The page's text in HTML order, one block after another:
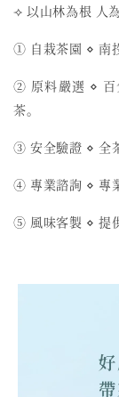
⟢ 以山林為根 人
① 自栽茶園 ⋄ 南
② 原料嚴選 ⋄ 百
茶。
③ 安全驗證 ⋄ 全
④ 專業諮詢 ⋄ 專
⑤ 風味客製 ⋄ 提